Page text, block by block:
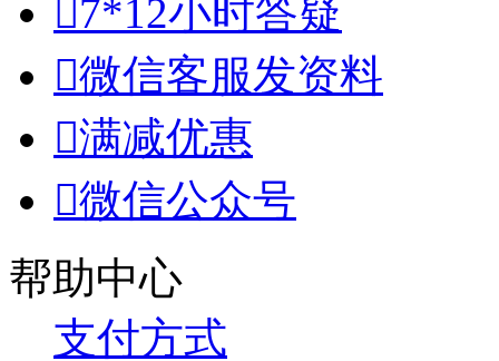
7*12小时答疑
微信客服发资料
满减优惠
微信公众号
帮助中心
支付方式